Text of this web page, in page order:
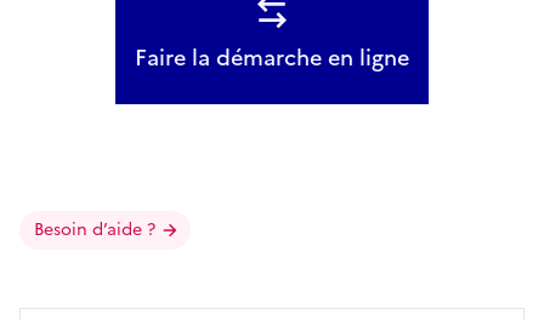
Faire la démarche en ligne
Besoin d’aide ?